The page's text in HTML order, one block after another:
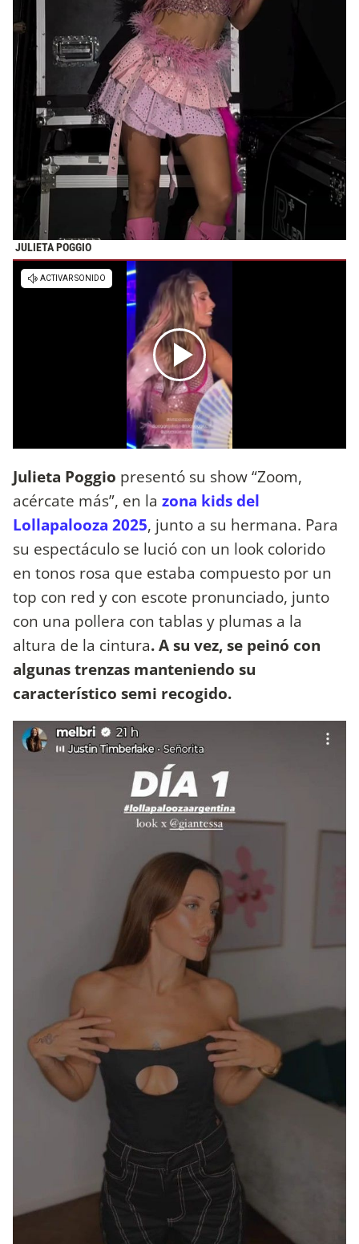
JULIETA POGGIO
Julieta Poggio presentó su show “Zoom,
acércate más”, en la zona kids del
Lollapalooza 2025, junto a su hermana. Para
su espectáculo se lució con un look colorido
en tonos rosa que estaba compuesto por un
top con red y con escote pronunciado, junto
con una pollera con tablas y plumas a la
altura de la cintura. A su vez, se peinó con
algunas trenzas manteniendo su
característico semi recogido.